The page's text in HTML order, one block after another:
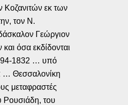
Κοζανιτών εκ των
τον Ν.
Γεώργιον
όσα εκδίδονται
1832 … υπό
… Θεσσαλονίκη
μεταφραστές
Ρουσιάδη, του